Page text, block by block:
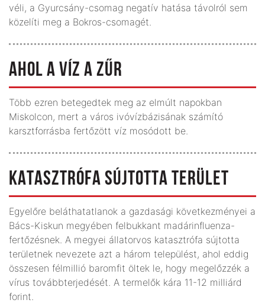
véli, a Gyurcsány-csomag negatív hatása távolról sem
közelíti meg a Bokros-csomagét.
AHOL A VÍZ A ZŰR
Több ezren betegedtek meg az elmúlt napokban
Miskolcon, mert a város ivóvízbázisának számító
karsztforrásba fertőzött víz mosódott be.
KATASZTRÓFA SÚJTOTTA TERÜLET
Egyelőre beláthatatlanok a gazdasági következményei a
Bács-Kiskun megyében felbukkant madárinfluenza-
fertőzésnek. A megyei állatorvos katasztrófa sújtotta
területnek nevezete azt a három települést, ahol eddig
összesen félmillió baromfit öltek le, hogy megelőzzék a
vírus továbbterjedését. A termelők kára 11-12 milliárd
forint.